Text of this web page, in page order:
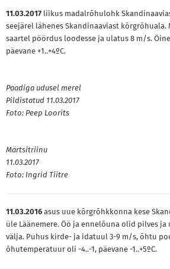
11.03.2017 liikus madalrõhulohk
seejärel lähenes Skandinaaviast
saartel pöördus loodesse ja ulatus 8 m/s.
päevane +1..+4ºC.
Paadiga udusel merel
Pildistatud 11.03.2017
Foto: Peep Loorits
Märtsitriinu
11.03.2017
Foto: Ingrid Tiitre
11.03.2016 asus uue kõrgrõhkkonna kese
üle Läänemere. Öö ja ennelõuna olid pilves
välja. Puhus kirde- ja idatuul 3-9 m/s, õhtu
õhutemperatuur oli -4..-1, päevane -1..+5ºC.